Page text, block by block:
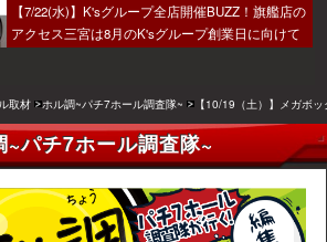
【7/22(水)】K'sグループ全店開催BUZZ！旗艦店の
アクセス三宮は8月のK'sグループ創業日に向けて
取材 ホル調~パチ7ホール調査隊~ 【10/19（土）】メガボ
~パチ7ホール調査隊~